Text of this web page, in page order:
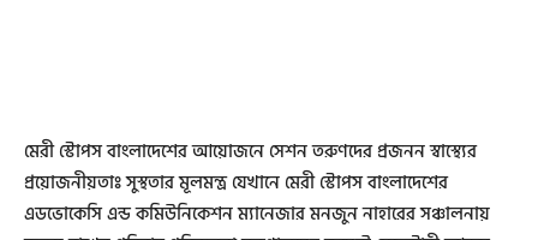
মেরী স্টোপস বাংলাদেশের আয়োজনে সেশন তরুণদের প্রজনন স্বাস্থ্যের
প্রয়োজনীয়তাঃ সুস্থতার মূলমন্ত্র যেখানে মেরী স্টোপস বাংলাদেশের
এডভোকেসি এন্ড কমিউনিকেশন ম্যানেজার মনজুন নাহারের সঞ্চালনায়